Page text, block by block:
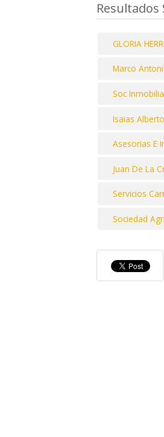
Resultados
GLORIA
Marco
Soc
Isaias
Asesorias E
Juan De La
Servicios
Sociedad